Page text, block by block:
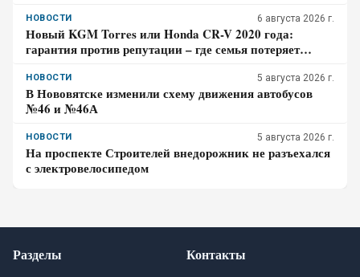
НОВОСТИ 6 августа 2026 г.
Новый KGM Torres или Honda CR-V 2020 года:
гарантия против репутации – где семья потеряет
НОВОСТИ 5 августа 2026 г.
В Нововятске изменили схему движения автобусов
№46 и №46А
НОВОСТИ 5 августа 2026 г.
На проспекте Строителей внедорожник не разъехался
с электровелосипедом
Разделы Контакты